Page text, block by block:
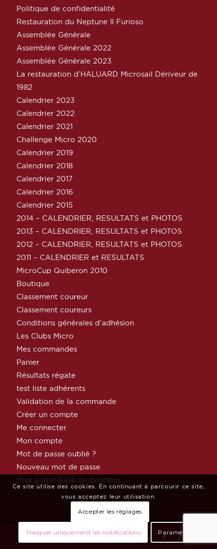
Politique de confidentialité
Restauration du Neptune Il Furioso
Assemblée Générale
Assemblée Générale 2022
Assemblée Générale 2023
La restauration d’HALUARD Microsail Dériveur de
1982
Calendrier 2023
Calendrier 2022
Calendrier 2021
Challenge Micro 2020
Calendrier 2019
Calendrier 2018
Calendrier 2017
Calendrier 2016
Calendrier 2015
2014 – CALENDRIER, RESULTATS et PHOTOS
2013 – CALENDRIER, RESULTATS et PHOTOS
2012 – CALENDRIER, RESULTATS et PHOTOS
2011 – CALENDRIER et RESULTATS
MicroCup Quiberon 2010
Boutique
Classement coureur
Classement coureurs
Conditions générales d’adhésion
Les Clubs Micro
Mes commandes
Panier
Résultats régate
test liste adhérents
Validation de la commande
Créer un compte
Me connecter
Mon compte
Mot de passe oublié ?
Nouveau mot de passe
Mise à jour Base de données
© Copyright MicroClass France parCéphée Net
Ce site utilise des cookies. En continuant à parcourir ce site,
vous acceptez leur utilisation.
Accepter les réglages
Masquer uniquement les notifications Paramètres